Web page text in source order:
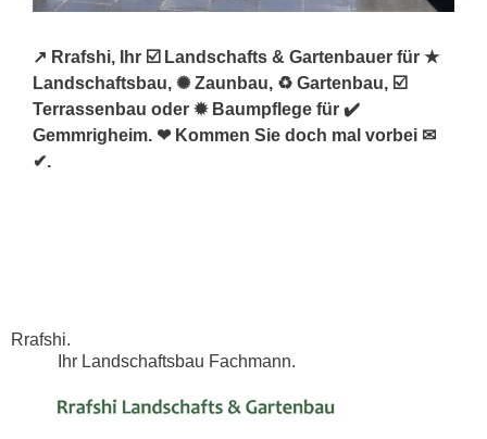
↗️ Rrafshi, Ihr ☑️ Landschafts & Gartenbauer für ★
Landschaftsbau, ✺ Zaunbau, ♻ Gartenbau, ☑️
Terrassenbau oder ✹ Baumpflege für ✔️
Gemmrigheim. ❤ Kommen Sie doch mal vorbei ✉
✔.
Rrafshi.
Ihr Landschaftsbau Fachmann.